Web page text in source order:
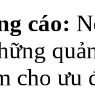
cáo:
cho ưu